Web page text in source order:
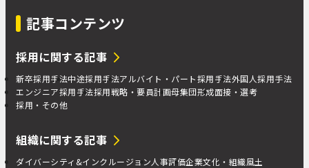
記事コンテンツ
採用に関する記事
新卒採用手法中途採用手法アルバイト・パート採用手法外国人採用手法
エンジニア採用手法採用戦略・要員計画母集団形成面接・選考
採用・その他
組織に関する記事
ダイバーシティ&インクルージョン人事評価企業文化・組織風土